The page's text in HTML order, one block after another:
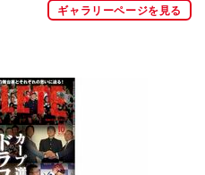
ギャラリーページを見る